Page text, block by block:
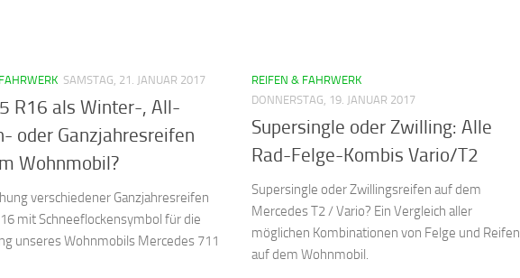
SAMSTAG, 21. JANUAR 2017
R16 als Winter-, All-
oder Ganzjahresreifen
Wohnmobil?
verschiedener Ganzjahresreifen
mit Schneeflockensymbol für die
unseres Wohnmobils Mercedes 711
REIFEN & FAHRWERK
DONNERSTAG, 19. JANUAR 2017
Supersingle oder Zwilling: Alle
Rad-Felge-Kombis Vario/T2
Supersingle oder Zwillingsreifen auf dem
Mercedes T2 / Vario? Ein Vergleich aller
möglichen Kombinationen von Felge und Reifen
auf dem Wohnmobil.